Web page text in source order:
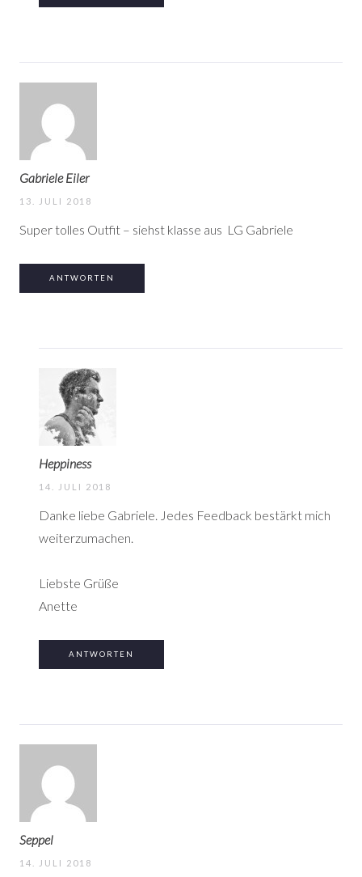
Gabriele Eiler
13. JULI 2018
Super tolles Outfit – siehst klasse aus LG Gabriele
ANTWORTEN
Heppiness
14. JULI 2018
Danke liebe Gabriele. Jedes Feedback bestärkt mich
weiterzumachen.
Liebste Grüße
Anette
ANTWORTEN
Seppel
14. JULI 2018